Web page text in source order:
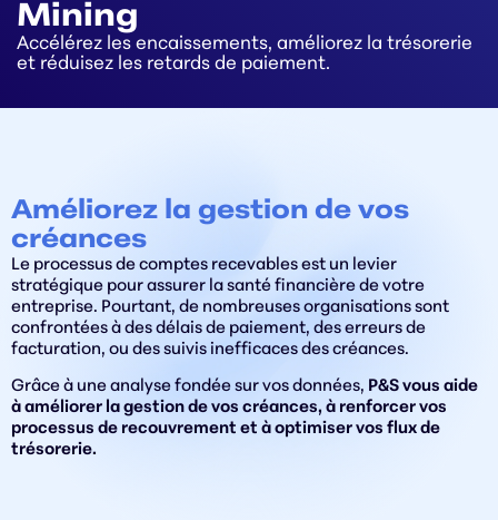
Mining
Accélérez les encaissements, améliorez la trésorerie
et réduisez les retards de paiement.
Améliorez la gestion de vos
créances
Le processus de comptes recevables est un levier
stratégique pour assurer la santé financière de votre
entreprise. Pourtant, de nombreuses organisations sont
confrontées à des délais de paiement, des erreurs de
facturation, ou des suivis inefficaces des créances.
Grâce à une analyse fondée sur vos données, P&S vous aide
à améliorer la gestion de vos créances, à renforcer vos
processus de recouvrement et à optimiser vos flux de
trésorerie.